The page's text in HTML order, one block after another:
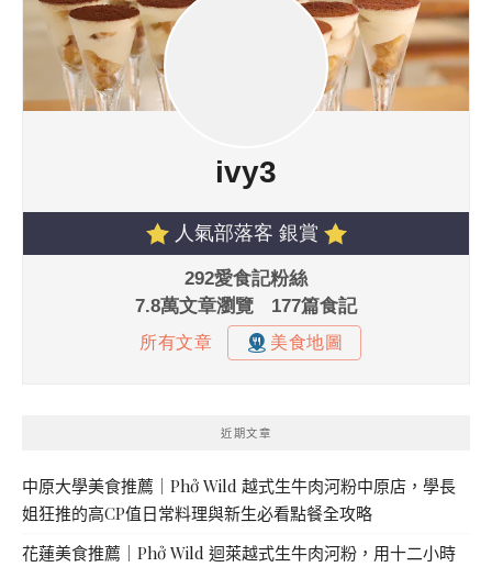
近期文章
中原大學美食推薦｜Phở Wild 越式生牛肉河粉中原店，學長
姐狂推的高CP值日常料理與新生必看點餐全攻略
花蓮美食推薦｜Phở Wild 迴萊越式生牛肉河粉，用十二小時